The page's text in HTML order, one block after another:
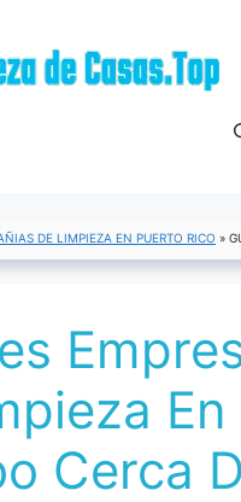
DE LIMPIEZA EN PUERTO RICO »
En
Cerca